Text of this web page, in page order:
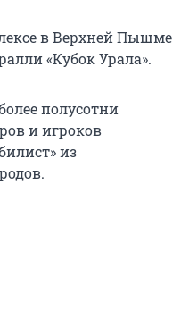
в Верхней Пышме
«Кубок Урала».
полусотни
и игроков
из